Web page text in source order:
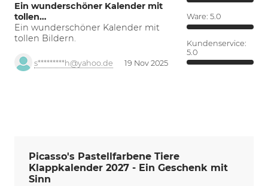
Ein wunderschöner Kalender mit
tollen…
Ein wunderschöner Kalender mit
tollen Bildern.
s*********h@yahoo.de 19 Nov 2025
Ware: 5.0
Kundenservice:
5.0
Picasso's Pastellfarbene Tiere
Klappkalender 2027 - Ein Geschenk mit
Sinn